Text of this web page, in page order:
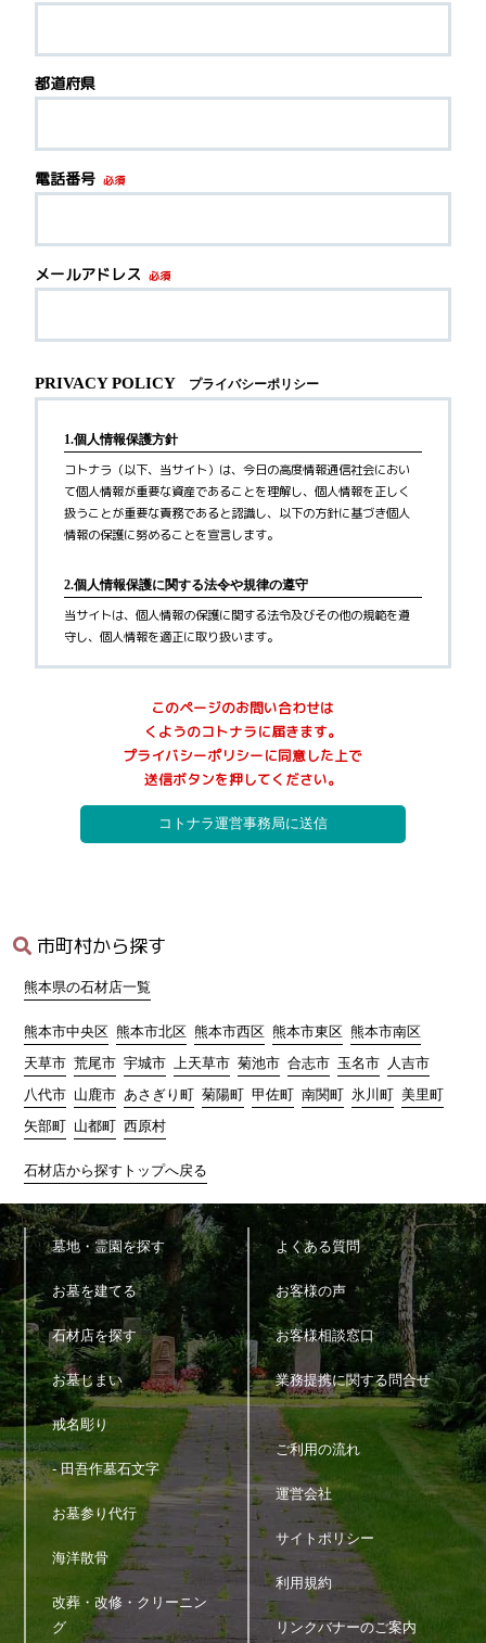
都道府県
電話番号 必須
メールアドレス 必須
PRIVACY POLICY プライバシーポリシー
1.個人情報保護方針
コトナラ（以下、当サイト）は、今日の高度情報通信社会におい
て個人情報が重要な資産であることを理解し、個人情報を正しく
扱うことが重要な責務であると認識し、以下の方針に基づき個人
情報の保護に努めることを宣言します。
2.個人情報保護に関する法令や規律の遵守
当サイトは、個人情報の保護に関する法令及びその他の規範を遵
守し、個人情報を適正に取り扱います。
当サイトが個人情報を取得する際には、利用目的を明確化するよ
う努力し、お墓に関するご案内サービス(以下、本サービス)の提供
にあたり、以下に定める目的の範囲内で適法かつ公正な手段によ
って個人情報を取得し、適切に利用します。
利用者へ本サービスを行うために必要な範囲内で、本サービス
の業務委託先への提供のため
本サービスに関連するサポートのため
5)
各種サービスの企画・開発や満足度向上等を目的としたアンケ
ート調査等の実施のため
6) 商品・サービス等の各種連絡・ダイレクトメール・メールマガ
ジン・お知らせ等の配信・送付のため
7)
お問い合わせ、ご相談に対応するため
8) 広告の表示のため
9) その他、上記利用目的に付随する目的のため
当サイトが取得した個人情報は、取得の際に示した利用目的もし
くは、それと合理的な関連性のある範囲内で、業務の遂行上必要
な限りにおいて利用します。
5.個人情報の第三者提供
当サイトは、法令に定める場合を除き、個人情報を事前に本人の
同意を得ることなく第三者に提供しません。
6.個人情報の管理
当サイトは、個人情報の正確性および最新性を保ち、安全に管理
するとともに個人情報の紛失・改ざん・漏えいなどを防止するた
め、必要かつ適正な情報セキュリティー対策を実現します。
7.個人情報の開示・訂正・利用停止・消去
当サイトは、本人が個人情報について、開示・訂正・利用停止・
消去などを求める権利を有していることを認識し、お客様相談窓
口を設置して、これらの要求ある場合には、法令にしたがって速
やかに対応します。
上記に関するお問い合わせ、ご相談はお客様窓口のお問い合わせ
フォームをご利用の上ご連絡ください。
その際、お問い合わせ内容欄に個人情報に関する問い合わせであ
このページのお問い合わせは
くようのコトナラに届きます。
プライバシーポリシーに同意した上で
送信ボタンを押してください。
市町村から探す
熊本県の石材店一覧
熊本市中央区 熊本市北区 熊本市西区 熊本市東区 熊本市南区
天草市 荒尾市 宇城市 上天草市 菊池市 合志市 玉名市 人吉市
八代市 山鹿市 あさぎり町 菊陽町 甲佐町 南関町 氷川町 美里町
矢部町 山都町 西原村
石材店から探すトップへ戻る
墓地・霊園を探す
お墓を建てる
石材店を探す
お墓じまい
戒名彫り
- 田吾作墓石文字
お墓参り代行
海洋散骨
改葬・改修・クリーニン
グ
よくある質問
お客様の声
お客様相談窓口
業務提携に関する問合せ
ご利用の流れ
運営会社
サイトポリシー
利用規約
リンクバナーのご案内